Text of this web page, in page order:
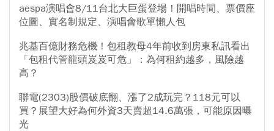
aespa演唱會8/11台北大巨蛋登場！開唱時間、票價座
位圖、實名制規定、演唱會歌單懶人包
兆基百億財務危機！包租教母4年前收到房東私訊看出
「包租代管龍頭岌岌可危」：為何租約越多，風險越
高？
聯電(2303)股價破底翻、漲了2成玩完？118元可以
買？展望大好為何外資3天賣超14.6萬張，可能原因曝
光